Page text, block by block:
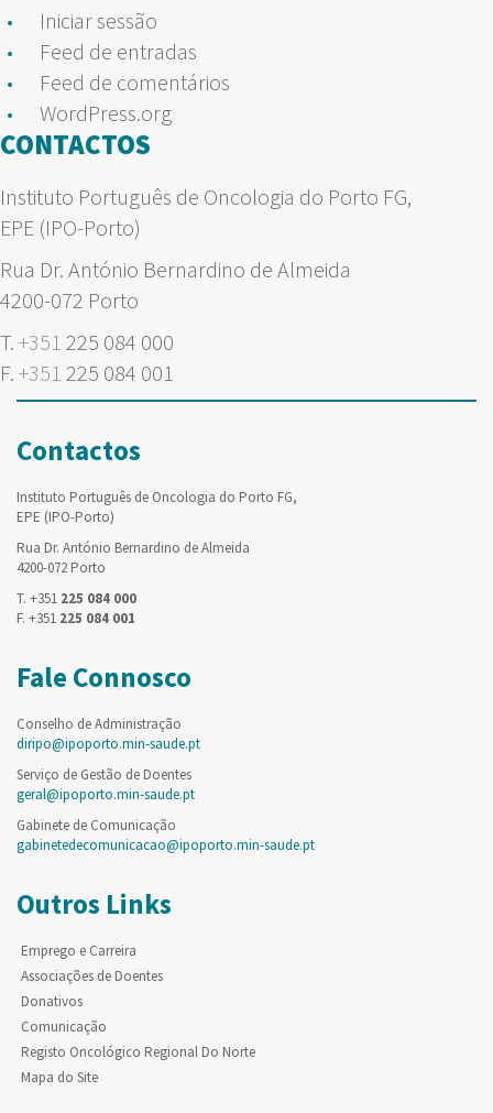
Iniciar sessão
Feed de entradas
Feed de comentários
WordPress.org
CONTACTOS
Instituto Português de Oncologia do Porto FG,
EPE (IPO-Porto)
Rua Dr. António Bernardino de Almeida
4200-072 Porto
T. +351 225 084 000
F. +351 225 084 001
Contactos
Instituto Português de Oncologia do Porto FG,
EPE (IPO-Porto)
Rua Dr. António Bernardino de Almeida
4200-072 Porto
T. +351 225 084 000
F. +351 225 084 001
Fale Connosco
Conselho de Administração
diripo@ipoporto.min-saude.pt
Serviço de Gestão de Doentes
geral@ipoporto.min-saude.pt
Gabinete de Comunicação
gabinetedecomunicacao@ipoporto.min-saude.pt
Outros Links
Emprego e Carreira
Associações de Doentes
Donativos
Comunicação
Registo Oncológico Regional Do Norte
Mapa do Site